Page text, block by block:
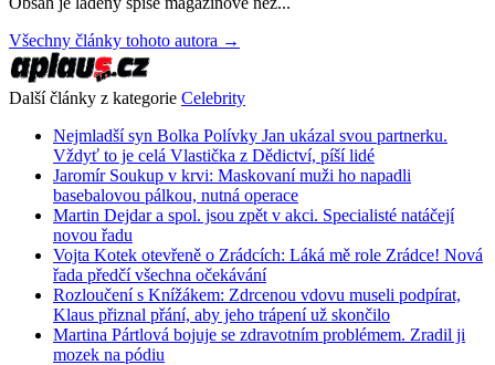
Všechny články tohoto autora →
Další články z kategorie Celebrity
Nejmladší syn Bolka Polívky Jan ukázal svou partnerku.
Vždyť to je celá Vlastička z Dědictví, píší lidé
Jaromír Soukup v krvi: Maskovaní muži ho napadli
basebalovou pálkou, nutná operace
Martin Dejdar a spol. jsou zpět v akci. Specialisté natáčejí
novou řadu
Vojta Kotek otevřeně o Zrádcích: Láká mě role Zrádce! Nová
řada předčí všechna očekávání
Rozloučení s Knížákem: Zdrcenou vdovu museli podpírat,
Klaus přiznal přání, aby jeho trápení už skončilo
Martina Pártlová bojuje se zdravotním problémem. Zradil ji
mozek na pódiu